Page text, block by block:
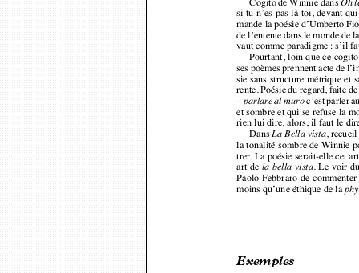
mande la poésie d’Umberto
de l’entente dans le monde
vaut comme paradigme: s’il
Pourtant, loin que ce
ses poèmes prennent acte de
sie sans structure métrique
rente. Poésie du regard, faite
–parlare al muro c’est parler
et sombre et qui se refuse la
rien lui dire, alors, il faut le
Dans La Bella vista,
la tonalité sombre de
trer. La poésie serait-elle cet
art de la bella vista. Le voir
Paolo Febbraro de
moins qu’une éthique de la
Exemples